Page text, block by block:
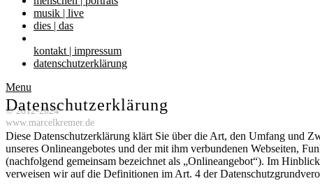
musik | live
dies | das
kontakt | impressum
datenschutzerklärung
Menu
© 2012-2024
www.marcelkremer.de
Datenschutzerklärung
Diese Datenschutzerklärung klärt Sie über die Art, den Umfang und
unseres Onlineangebotes und der mit ihm verbundenen Webseiten,
(nachfolgend gemeinsam bezeichnet als „Onlineangebot“). Im
verweisen wir auf die Definitionen im Art. 4 der